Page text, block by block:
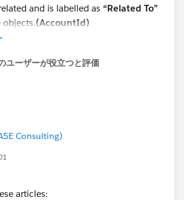
and is labelled as “Related To”
objects.(AccountId)
ユーザーが役立つと評価
Consulting)
articles: